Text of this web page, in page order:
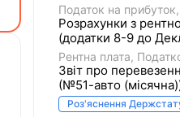
Податок на прибуток
Розрахунки з
(додатки 8-9 до
Рентна плата
Звіт про
(№51-авто
Роз'яснення